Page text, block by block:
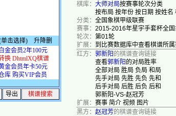
棋库： 大师对局按赛事轮次分类
按布局 按年份 按日期 按姓名
分类： 全国象棋甲级联赛
赛事： 2015-2016年星宇手套杯全
轮次： 第01轮
扩展： 到比赛数据库中查看棋谱所
红方： 郭新阳 的棋谱查询链接
查看郭新阳 的对局胜率
全部对局 胜局 负局 和局
先手对局 先胜 先负 先和
后手对局 后胜 后负 后和
郭新阳-VS-赵冠芳
扩展： 赛事 简介 视频 图片
黑方： 赵冠芳的棋谱查询链接